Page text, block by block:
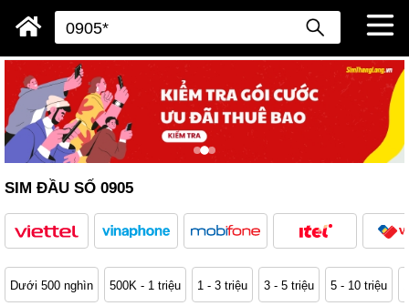
SIM ĐẦU SỐ 0905
Dưới 500 nghìn 500K - 1 triệu 1 - 3 triệu 3 - 5 triệu 5 - 10 triệu